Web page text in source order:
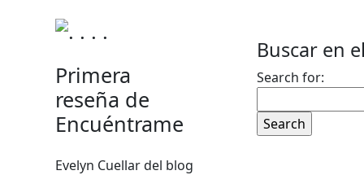
Primera
reseña de
Encuéntrame
Evelyn Cuellar del blog
Buscar en
Search for: